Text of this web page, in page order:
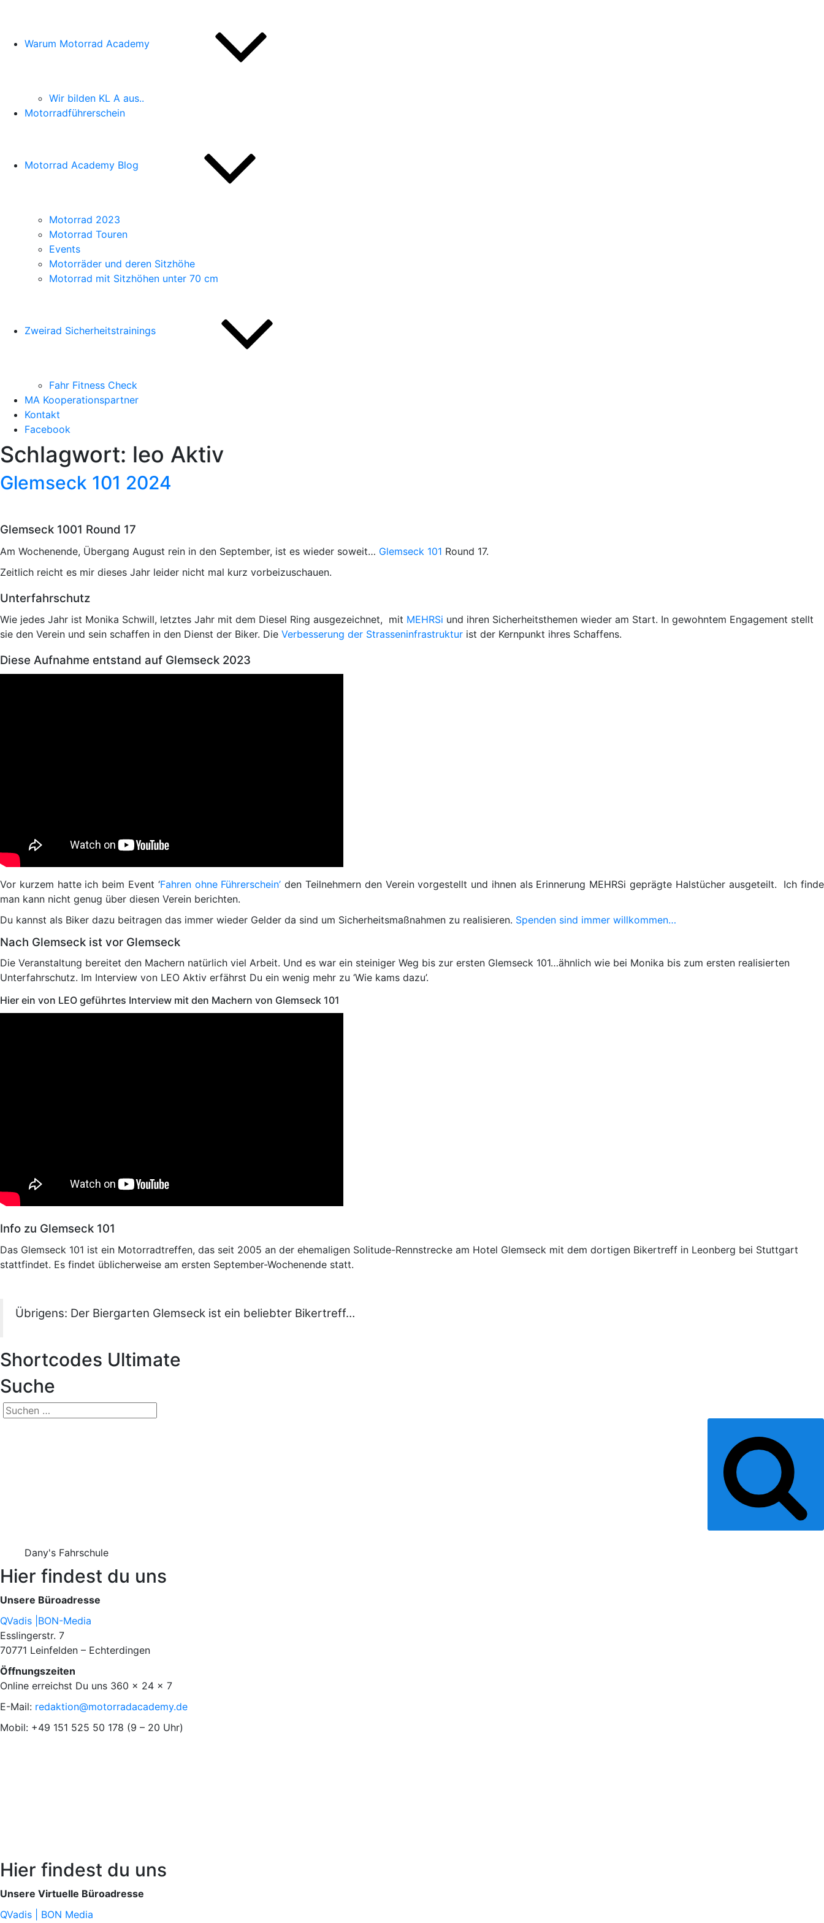
Warum Motorrad Academy
Wir bilden KL A aus..
Motorradführerschein
Motorrad Academy Blog
Motorrad 2023
Motorrad Touren
Events
Motorräder und deren Sitzhöhe
Motorrad mit Sitzhöhen unter 70 cm
Zweirad Sicherheitstrainings
Fahr Fitness Check
MA Kooperationspartner
Kontakt
Facebook
Schlagwort: leo Aktiv
Glemseck 101 2024
Glemseck 1001 Round 17
Am Wochenende, Übergang August rein in den September, ist es wieder soweit… Glemseck 101 Round 17.
Zeitlich reicht es mir dieses Jahr leider nicht mal kurz vorbeizuschauen.
Unterfahrschutz
Wie jedes Jahr ist Monika Schwill, letztes Jahr mit dem Diesel Ring ausgezeichnet, mit MEHRSi und ihren Sicherheitsthemen wieder am Start. In gewohntem Engagement stellt
sie den Verein und sein schaffen in den Dienst der Biker. Die Verbesserung der Strasseninfrastruktur ist der Kernpunkt ihres Schaffens.
Diese Aufnahme entstand auf Glemseck 2023
Vor kurzem hatte ich beim Event ‘Fahren ohne Führerschein’ den Teilnehmern den Verein vorgestellt und ihnen als Erinnerung MEHRSi geprägte Halstücher ausgeteilt. Ich finde
man kann nicht genug über diesen Verein berichten.
Du kannst als Biker dazu beitragen das immer wieder Gelder da sind um Sicherheitsmaßnahmen zu realisieren. Spenden sind immer willkommen…
Nach Glemseck ist vor Glemseck
Die Veranstaltung bereitet den Machern natürlich viel Arbeit. Und es war ein steiniger Weg bis zur ersten Glemseck 101…ähnlich wie bei Monika bis zum ersten realisierten
Unterfahrschutz. Im Interview von LEO Aktiv erfährst Du ein wenig mehr zu ‘Wie kams dazu’.
Hier ein von LEO geführtes Interview mit den Machern von Glemseck 101
Info zu Glemseck 101
Das Glemseck 101 ist ein Motorradtreffen, das seit 2005 an der ehemaligen Solitude-Rennstrecke am Hotel Glemseck mit dem dortigen Bikertreff in Leonberg bei Stuttgart
stattfindet. Es findet üblicherweise am ersten September-Wochenende statt.
Übrigens: Der Biergarten Glemseck ist ein beliebter Bikertreff…
Shortcodes Ultimate
Suche
Suchen
Dany's Fahrschule
Hier findest du uns
Unsere Büroadresse
QVadis |BON-Media
Esslingerstr. 7
70771 Leinfelden – Echterdingen
Öffnungszeiten
Online erreichst Du uns 360 x 24 x 7
E-Mail: redaktion@motorradacademy.de
Mobil: +49 151 525 50 178 (9 – 20 Uhr)
Hier findest du uns
Unsere Virtuelle Büroadresse
QVadis | BON Media